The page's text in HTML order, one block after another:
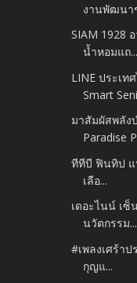
งานพัฒนา
SIAM 1928
น้ำหอมแถ...
LINE ประเท
Smart
มาสัมผัสพลัง
Paradise
ทีทีบี ฟินทิป แ
เลือ...
เดอะไนน์ เ
นวัตกรรม...
#เพลงเศร้า
กุญแ...